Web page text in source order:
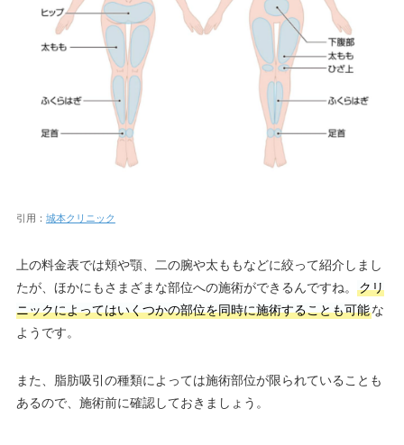
引用： 城本クリニック
上の料金表では頬や顎、二の腕や太ももなどに絞って紹介しまし
たが、ほかにもさまざまな部位への施術ができるんですね。
クリ
ニックによってはいくつかの部位を同時に施術することも可能な
ようです。
また、脂肪吸引の種類によっては施術部位が限られていることも
あるので、施術前に確認しておきましょう。